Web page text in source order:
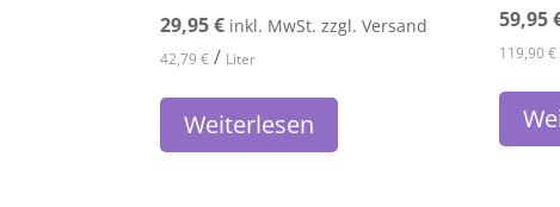
29,95€ inkl. MwSt. zzgl. Versand
42,79€ / Liter
Weiterlesen
59,95
119,90€